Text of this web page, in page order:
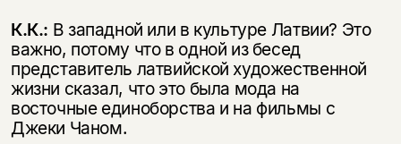
К.К.: В западной или в культуре Латвии? Это
важно, потому что в одной из бесед
представитель латвийской художественной
жизни сказал, что это была мода на
восточные единоборства и на фильмы с
Джеки Чаном.